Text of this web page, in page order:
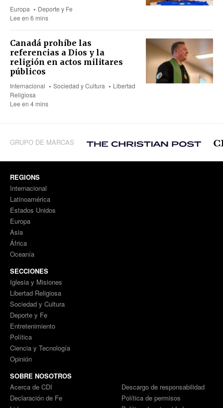
Europa
Deporte y Fe
Lee en 6 mins
Canadá prohíbe las
referencias a Dios y la
religión en actos militares
públicos
Internacional Sociedad y Cultura
Libertad
Religiosa
Lee en 4 mins
GRUPO DE MARCAS
REGIONS
Internacional
Latinoamérica
Estados Unidos
Europa
Asia
África
Oceanía
SECCIONES
Iglesia y Misiones
Libertad Religiosa
Sociedad y Cultura
Deporte y Fe
Entretenimiento
Política
Ciencia y Tecnología
Opinión
SOBRE NOSOTROS
Acerca de CDI
Declaración de Fe
Descargo de responsabilidad
Política de permisos